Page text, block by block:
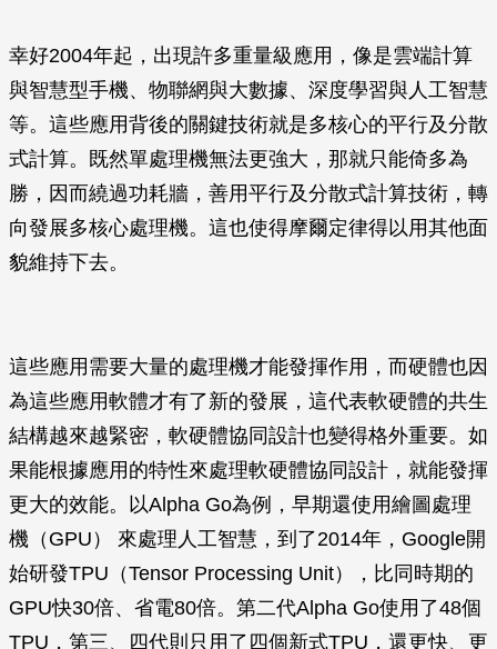
幸好2004年起，出現許多重量級應用，像是雲端計算
與智慧型手機、物聯網與大數據、深度學習與人工智慧
等。這些應用背後的關鍵技術就是多核心的平行及分散
式計算。既然單處理機無法更強大，那就只能倚多為
勝，因而繞過功耗牆，善用平行及分散式計算技術，轉
向發展多核心處理機。這也使得摩爾定律得以用其他面
貌維持下去。
這些應用需要大量的處理機才能發揮作用，而硬體也因
為這些應用軟體才有了新的發展，這代表軟硬體的共生
結構越來越緊密，軟硬體協同設計也變得格外重要。如
果能根據應用的特性來處理軟硬體協同設計，就能發揮
更大的效能。以Alpha Go為例，早期還使用繪圖處理
機（GPU） 來處理人工智慧，到了2014年，Google開
始研發TPU（Tensor Processing Unit），比同時期的
GPU快30倍、省電80倍。第二代Alpha Go使用了48個
TPU，第三、四代則只用了四個新式TPU，還更快、更